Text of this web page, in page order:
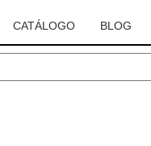
CATÁLOGO BLOG